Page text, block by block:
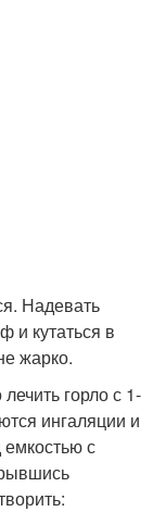
Надевать
и кутаться в
жарко.
горло с 1-
ингаляции и
с